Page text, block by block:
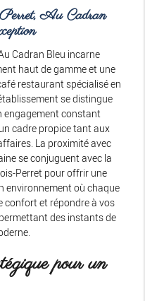
Au Cadran
Cadran Bleu incarne
haut de gamme et une
restaurant spécialisé en
se distingue
engagement constant
cadre propice tant aux
La proximité avec
se conjuguent avec la
Perret pour offrir une
environnement où chaque
confort et répondre à vos
des instants de
pour un